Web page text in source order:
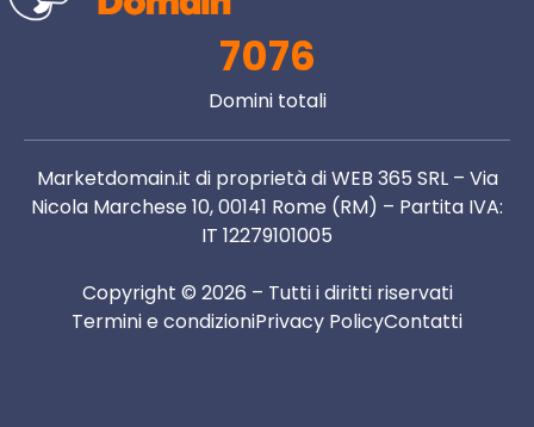
7076
Domini totali
Marketdomain.it di proprietà di WEB 365 SRL – Via
Nicola Marchese 10, 00141 Rome (RM) – Partita IVA:
IT 12279101005
Copyright © 2026 – Tutti i diritti riservati
Termini e condizioniPrivacy PolicyContatti